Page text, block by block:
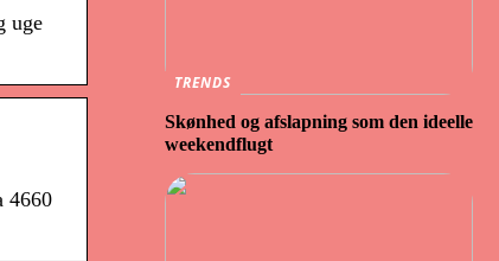
uge
4660
TRENDS
Skønhed og afslapning som den ideelle
weekendflugt